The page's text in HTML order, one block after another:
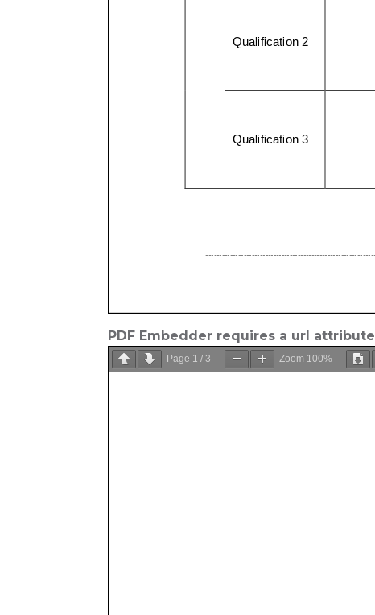
PDF Embedder requires a url attribute
Page 1 /3 Zoom 100%